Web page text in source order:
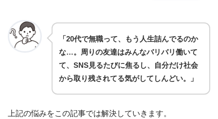
「20代で無職って、もう人生詰んでるのか
な…。周りの友達はみんなバリバリ働いて
て、SNS見るたびに焦るし、自分だけ社会
から取り残されてる気がしてしんどい。」
上記の悩みをこの記事では解決していきます。